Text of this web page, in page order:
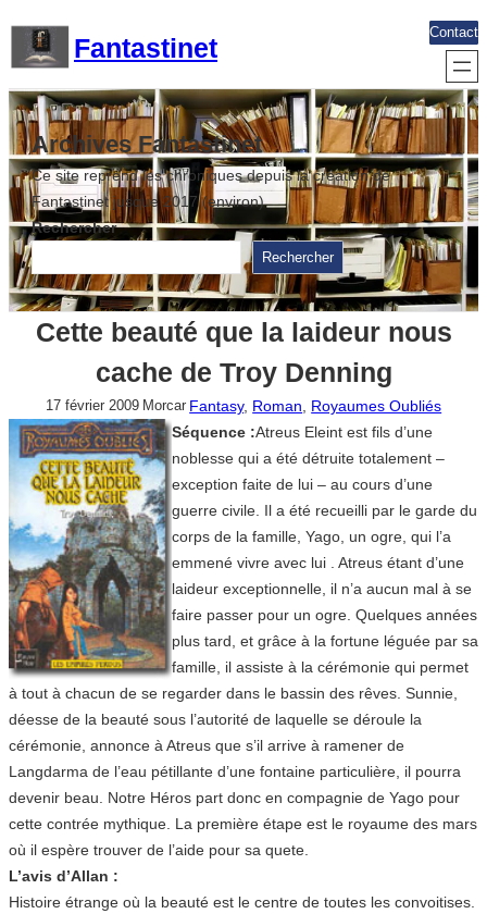
contenu
Fantastinet
Contact
Archives Fantastinet
Ce site reprend les chroniques depuis la création de
Fantastinet jusque 2017 (environ)
Rechercher
Rechercher
Cette beauté que la laideur nous
cache de Troy Denning
17 février 2009 Morcar Fantasy, Roman
Royaumes Oubliés
Séquence :Atreus Eleint est fils d’une
noblesse qui a été détruite totalement –
exception faite de lui – au cours d’une
guerre civile. Il a été recueilli par le garde du
corps de la famille, Yago, un ogre, qui l’a
emmené vivre avec lui . Atreus étant d’une
laideur exceptionnelle, il n’a aucun mal à se
faire passer pour un ogre. Quelques années
plus tard, et grâce à la fortune léguée par sa
famille, il assiste à la cérémonie qui permet
à tout à chacun de se regarder dans le bassin des rêves. Sunnie,
déesse de la beauté sous l’autorité de laquelle se déroule la
cérémonie, annonce à Atreus que s’il arrive à ramener de
Langdarma de l’eau pétillante d’une fontaine particulière, il pourra
devenir beau. Notre Héros part donc en compagnie de Yago pour
cette contrée mythique. La première étape est le royaume des mars
où il espère trouver de l’aide pour sa quete.
L’avis d’Allan :
Histoire étrange où la beauté est le centre de toutes les convoitises.